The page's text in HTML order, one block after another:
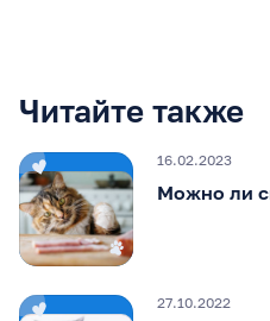
Читайте также
16.02.2023
Можно ли
27.10.2022